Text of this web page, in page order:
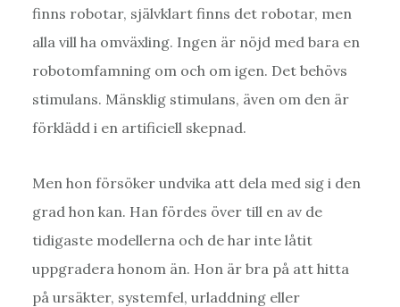
finns robotar, självklart finns det robotar, men
alla vill ha omväxling. Ingen är nöjd med bara en
robotomfamning om och om igen. Det behövs
stimulans. Mänsklig stimulans, även om den är
förklädd i en artificiell skepnad.
Men hon försöker undvika att dela med sig i den
grad hon kan. Han fördes över till en av de
tidigaste modellerna och de har inte låtit
uppgradera honom än. Hon är bra på att hitta
på ursäkter, systemfel, urladdning eller